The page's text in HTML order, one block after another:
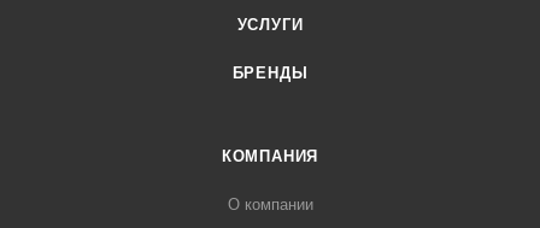
УСЛУГИ
БРЕНДЫ
КОМПАНИЯ
О компании